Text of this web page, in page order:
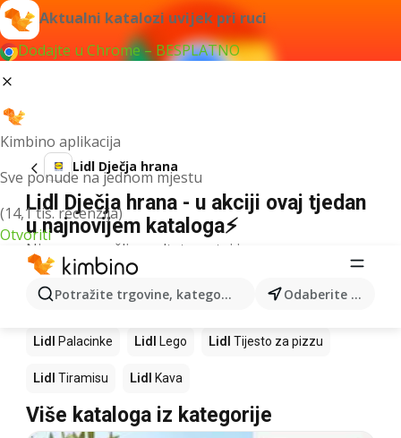
Aktualni katalozi uvijek pri ruci
Dodajte u Chrome – BESPLATNO
Kimbino aplikacija
Sve ponude na jednom mjestu
(14,1 tis. recenzija)
Otvoriti
Potražite trgovine, kategorije, proizvode... Odaberite grad
Lidl Dječja hrana
Lidl Dječja hrana - u akciji ovaj tjedan
u najnovijem kataloga⚡
Nismo pronašli rezultate za taj izraz.
Slijedeći proizvodi u trgovinama Lidl
Lidl Lidl Pizza Lidl Cheesecake
Lidl Palacinke Lidl Lego Lidl Tijesto za pizzu
Lidl Tiramisu Lidl Kava
Više kataloga iz kategorije